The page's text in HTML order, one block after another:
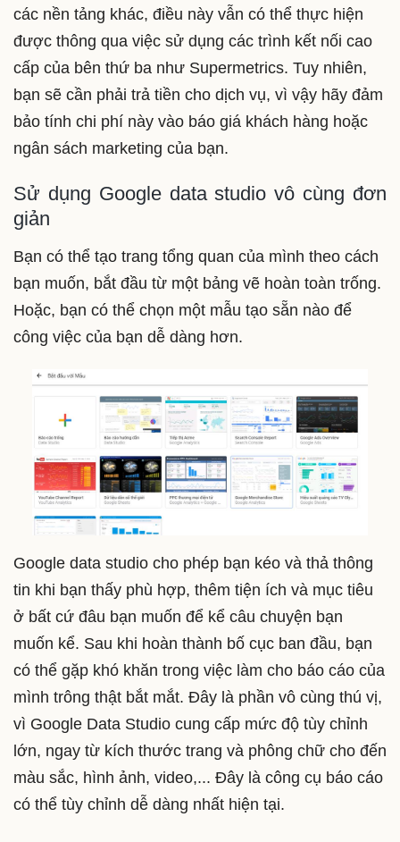
các nền tảng khác, điều này vẫn có thể thực hiện
được thông qua việc sử dụng các trình kết nối cao
cấp của bên thứ ba như Supermetrics. Tuy nhiên,
bạn sẽ cần phải trả tiền cho dịch vụ, vì vậy hãy đảm
bảo tính chi phí này vào báo giá khách hàng hoặc
ngân sách marketing của bạn.
Sử dụng Google data studio vô cùng đơn
giản
Bạn có thể tạo trang tổng quan của mình theo cách
bạn muốn, bắt đầu từ một bảng vẽ hoàn toàn trống.
Hoặc, bạn có thể chọn một mẫu tạo sẵn nào để
công việc của bạn dễ dàng hơn.
Google data studio cho phép bạn kéo và thả thông
tin khi bạn thấy phù hợp, thêm tiện ích và mục tiêu
ở bất cứ đâu bạn muốn để kể câu chuyện bạn
muốn kể. Sau khi hoàn thành bố cục ban đầu, bạn
có thể gặp khó khăn trong việc làm cho báo cáo của
mình trông thật bắt mắt. Đây là phần vô cùng thú vị,
vì Google Data Studio cung cấp mức độ tùy chỉnh
lớn, ngay từ kích thước trang và phông chữ cho đến
màu sắc, hình ảnh, video,... Đây là công cụ báo cáo
có thể tùy chỉnh dễ dàng nhất hiện tại.